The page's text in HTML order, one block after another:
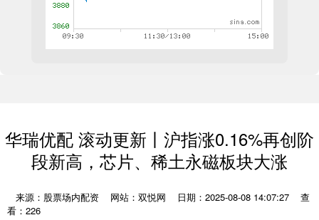
华瑞优配 滚动更新丨沪指涨0.16%再创阶
段新高，芯片、稀土永磁板块大涨
来源：股票场内配资 网站：双悦网 日期：2025-08-08 14:07:27
查
看：226